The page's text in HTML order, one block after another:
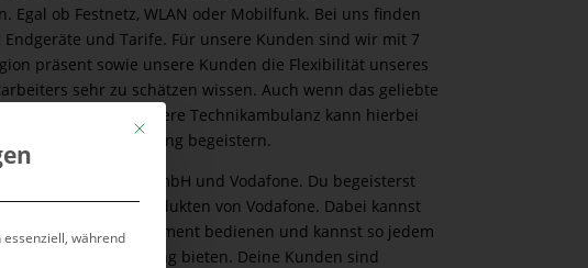
Egal ob Festnetz, WLAN oder Mobilfunk. Bei uns finden
und Tarife. Für unsere Kunden sind wir mit 7
präsent sowie unsere Kunden die Flexibilität unseres
sehr zu schätzen wissen. Auch wenn das geliebte
funktioniert – unsere Technikambulanz kann hierbei
oder Serviceleistung begeistern.
Funkladen Koch GmbH und Vodafone. Du begeisterst
hochwertigen Produkten von Vodafone. Dabei kannst
erstklassigen Sortiment bedienen und kannst so jedem
Lösung bieten. Deine Kunden sind
Mit diesem Button wird der Dialog geschlossen. Seine Funktionalität ist
während